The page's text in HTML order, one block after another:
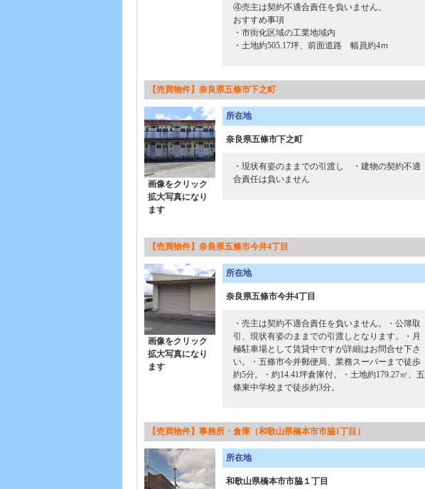
④売主は契約不適合責任を負いません。
おすすめ事項
・市街化区域の工業地域内
・土地約505.17坪、前面道路 幅員約4ｍ
【売買物件】奈良県五條市下之町
画像をクリック
拡大写真になり
ます
所在地
奈良県五條市下之町
・現状有姿のままでの引渡し ・建物の契約不適
合責任は負いません
【売買物件】奈良県五條市今井4丁目
画像をクリック
拡大写真になり
ます
所在地
奈良県五條市今井4丁目
・売主は契約不適合責任を負いません。・公簿取
引、現状有姿のままでの引渡しとなります。・月
極駐車場として賃貸中ですが詳細はお問合せ下さ
い。・五條市今井郵便局、業務スーパーまで徒歩
約5分。・約14.41坪倉庫付。・土地約179.27㎡、五
條東中学校まで徒歩約3分。
【売買物件】事務所・倉庫（和歌山県橋本市市脇1丁目）
所在地
和歌山県橋本市市脇１丁目